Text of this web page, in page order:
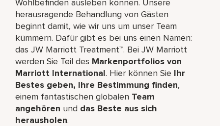
Wohlbefinden ausleben können. Unsere
herausragende Behandlung von Gästen
beginnt damit, wie wir uns um unser Team
kümmern. Dafür gibt es bei uns einen Namen:
das JW Marriott Treatment™. Bei JW Marriott
werden Sie Teil des Markenportfolios von
Marriott International. Hier können Sie Ihr
Bestes geben, Ihre Bestimmung finden,
einem fantastischen globalen Team
angehören und das Beste aus sich
herausholen.